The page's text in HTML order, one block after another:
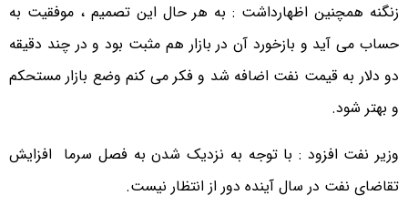
زنگنه همچنین اظهارداشت : به هر حال این تصمیم ، موفقیت به
حساب می آید و بازخورد آن در بازار هم مثبت بود و در چند دقیقه
دو دلار به قیمت نفت اضافه شد و فکر می کنم وضع بازار مستحکم
و بهتر شود.
وزیر نفت افزود : با توجه به نزدیک شدن به فصل سرما افزایش
تقاضای نفت در سال آینده دور از انتظار نیست.